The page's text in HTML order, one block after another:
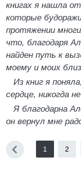
книгах я нашла
которые
протяжении
что, благодаря
найден путь к
моему и моих
Из книг я
сердце, никогда
Я благодарна
он вернул мне
1 2